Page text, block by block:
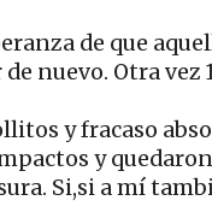
de que
nuevo. Otra vez
y fracaso
y
Si,si a mí